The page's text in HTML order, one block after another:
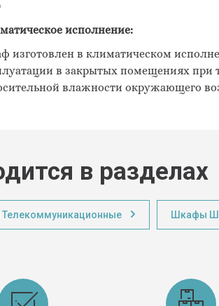
исполнение:
изготовлен в климатическом
в закрытых помещениях при
влажности окружающего
в разделах
Шкафы